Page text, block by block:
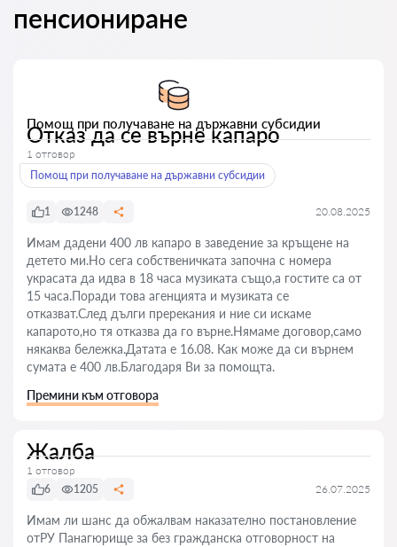
пенсиониране
Помощ при получаване на държавни субсидии
Отказ да се върне капаро
1 отговор
Помощ при получаване на държавни субсидии
1 1248 20.08.2025
Имам дадени 400 лв капаро в заведение за кръщене на
детето ми.Но сега собственичката започна с номера
украсата да идва в 18 часа музиката също,а гостите са от
15 часа.Поради това агенцията и музиката се
отказват.След дълги пререкания и ние си искаме
капарото,но тя отказва да го върне.Нямаме договор,само
някаква бележка.Датата е 16.08. Как може да си върнем
сумата е 400 лв.Благодаря Ви за помощта.
Премини към отговора
Жалба
1 отговор
6
1205 26.07.2025
Имам ли шанс да обжалвам наказателно постановление
отРУ Панагюрище за без гражданска отговорност на